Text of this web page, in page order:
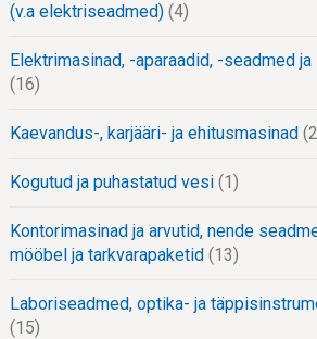
(v.a elektriseadmed) 4
Elektrimasinad, -aparaadid, -seadmed
16
Kaevandus-, karjääri- ja ehitusmasinad 2
Kogutud ja puhastatud vesi 1
Kontorimasinad ja arvutid, nende
mööbel ja tarkvarapaketid 13
Laboriseadmed, optika- ja
15